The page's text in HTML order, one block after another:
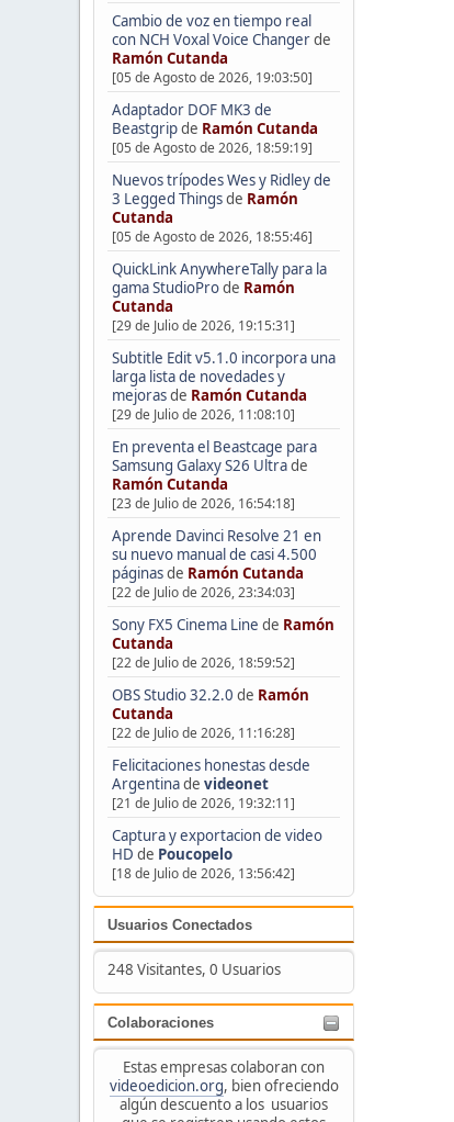
Cambio de voz en tiempo real
con NCH Voxal Voice Changerde
Ramón Cutanda
[05 de Agosto de 2026, 19:03:50]
Adaptador DOF MK3 de
Beastgripde Ramón Cutanda
[05 de Agosto de 2026, 18:59:19]
Nuevos trípodes Wes y Ridley de
3 Legged Thingsde Ramón
Cutanda
[05 de Agosto de 2026, 18:55:46]
QuickLink AnywhereTally para la
gama StudioProde Ramón
Cutanda
[29 de Julio de 2026, 19:15:31]
Subtitle Edit v5.1.0 incorpora una
larga lista de novedades y
mejorasde Ramón Cutanda
[29 de Julio de 2026, 11:08:10]
En preventa el Beastcage para
Samsung Galaxy S26 Ultrade
Ramón Cutanda
[23 de Julio de 2026, 16:54:18]
Aprende Davinci Resolve 21 en
su nuevo manual de casi 4.500
páginasde Ramón Cutanda
[22 de Julio de 2026, 23:34:03]
Sony FX5 Cinema Line de Ramón
Cutanda
[22 de Julio de 2026, 18:59:52]
OBS Studio 32.2.0 de Ramón
Cutanda
[22 de Julio de 2026, 11:16:28]
Felicitaciones honestas desde
Argentinade videonet
[21 de Julio de 2026, 19:32:11]
Captura y exportacion de video
HD de Poucopelo
[18 de Julio de 2026, 13:56:42]
Usuarios Conectados
248 Visitantes, 0 Usuarios
Colaboraciones
Estas empresas colaboran con
videoedicion.org, bien ofreciendo
algún descuento a los usuarios